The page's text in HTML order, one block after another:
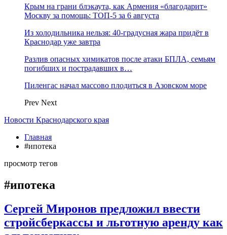
Крым на грани блэкаута, как Армения «благодарит»
Москву за помощь: ТОП-5 за 6 августа
Из холодильника нельзя: 40-градусная жара придёт в
Краснодар уже завтра
Разлив опасных химикатов после атаки БПЛА, семьям
погибших и пострадавших в…
Пиленгас начал массово плодиться в Азовском море
Prev Next
Новости Краснодарского края
Главная
#ипотека
просмотр тегов
#ипотека
Сергей Миронов предложил ввести
стройсберкассы и льготную аренду как